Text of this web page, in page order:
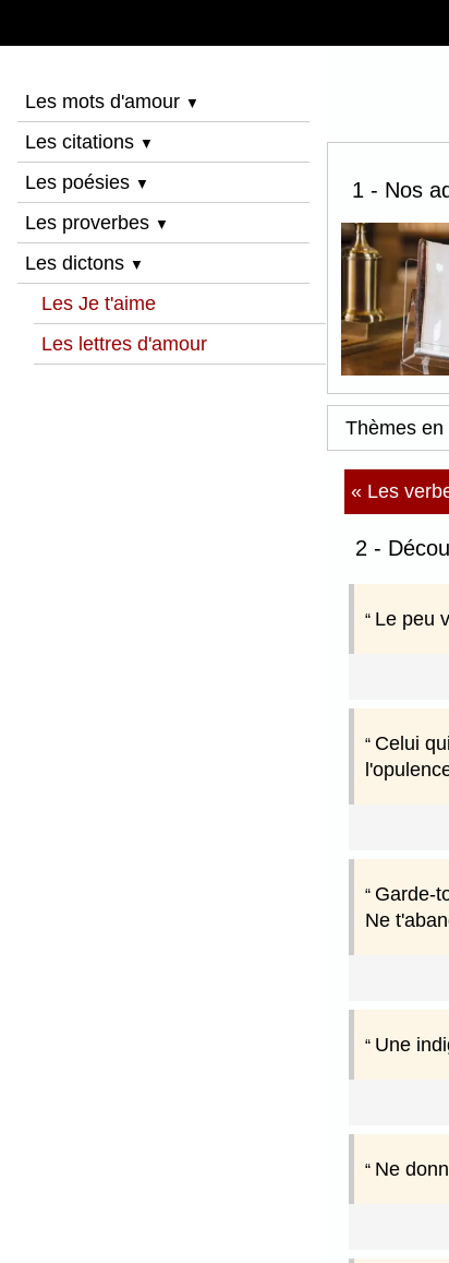
Les mots d'amour ▼
Les citations ▼
Les poésies ▼
Les proverbes ▼
Les dictons ▼
Les Je t'aime
Les lettres d'amour
1 - Nos
Thèmes en
« Les
2 -
Le peu
Celui
Garde-
Ne
Une
Ne